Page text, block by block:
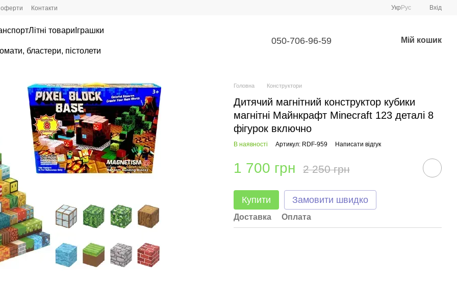
оферти Контакти Укр Рус Вхід
Літні товари Іграшки
бластери, пістолети
050-706-96-59 Мій кошик
Головна Конструктори
Дитячий магнітний конструктор кубики
магнітні Майнкрафт Minecraft 123 деталі 8
фігурок включно
В наявності Артикул: RDF-959 Написати відгук
1 700 грн 2 250 грн
Купити Замовити швидко
Доставка Оплата